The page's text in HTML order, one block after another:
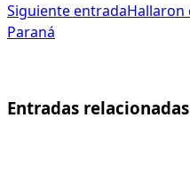
Siguiente entradaHallaron
Paraná
Entradas relacionadas